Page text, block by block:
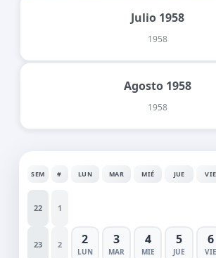
Julio 1958
1958
Agosto 1958
1958
SEM # LUN MAR MIÉ JUE VIE
22 1
23 2 2
LUN
3
MAR
4
MIE
5
JUE
6
VIE